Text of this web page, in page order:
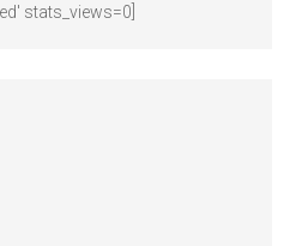
stats_views=0]